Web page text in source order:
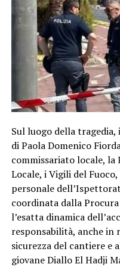
Sul luogo della
di Paola Domenico
commissariato locale, la
Locale, i Vigili del
personale
coordinata dalla
l’esatta dinamica
responsabilità, anche in
sicurezza del cantiere e
giovane Diallo El Hadji